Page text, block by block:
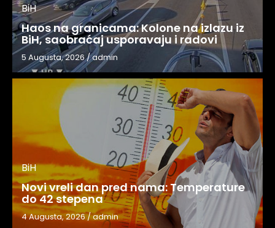
BiH
Haos na granicama: Kolone na izlazu iz
BiH, saobraćaj usporavaju i radovi
5 Augusta, 2026/admin
BiH
Novi vreli dan pred nama: Temperature
do 42 stepena
4 Augusta, 2026/admin